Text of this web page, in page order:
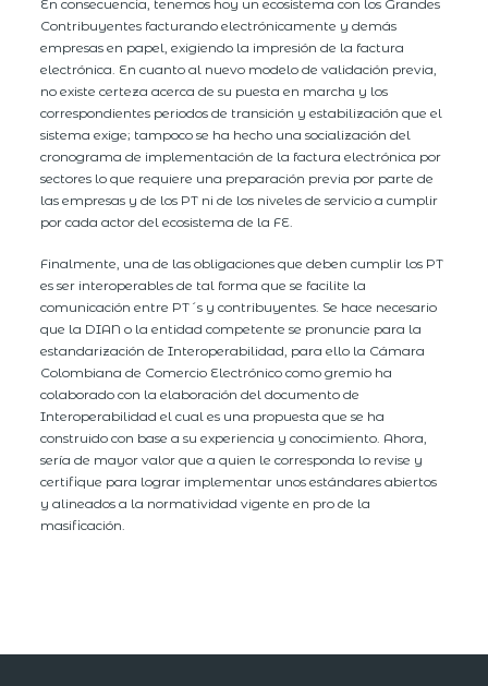
En consecuencia, tenemos hoy un ecosistema con los Grandes
Contribuyentes facturando electrónicamente y demás
empresas en papel, exigiendo la impresión de la factura
electrónica. En cuanto al nuevo modelo de validación previa,
no existe certeza acerca de su puesta en marcha y los
correspondientes periodos de transición y estabilización que el
sistema exige; tampoco se ha hecho una socialización del
cronograma de implementación de la factura electrónica por
sectores lo que requiere una preparación previa por parte de
las empresas y de los PT ni de los niveles de servicio a cumplir
por cada actor del ecosistema de la FE.
Finalmente, una de las obligaciones que deben cumplir los PT
es ser interoperables de tal forma que se facilite la
comunicación entre PT´s y contribuyentes. Se hace necesario
que la DIAN o la entidad competente se pronuncie para la
estandarización de Interoperabilidad, para ello la Cámara
Colombiana de Comercio Electrónico como gremio ha
colaborado con la elaboración del documento de
Interoperabilidad el cual es una propuesta que se ha
construido con base a su experiencia y conocimiento. Ahora,
sería de mayor valor que a quien le corresponda lo revise y
certifique para lograr implementar unos estándares abiertos
y alineados a la normatividad vigente en pro de la
masificación.